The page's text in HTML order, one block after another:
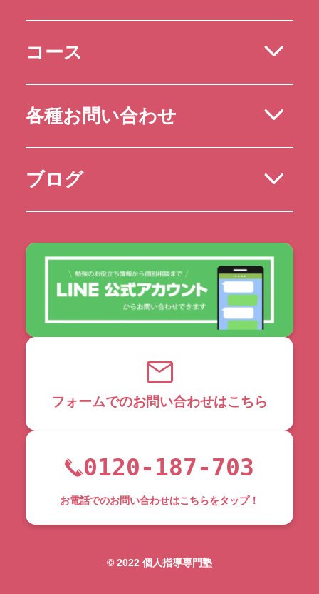
コース
各種お問い合わせ
ブログ
フォームでのお問い合わせはこちら
0120-187-703
お電話でのお問い合わせはこちらをタップ！
©︎ 2022 個人指導専門塾